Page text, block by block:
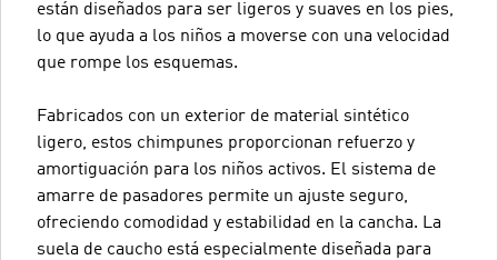
están diseñados para ser ligeros y suaves en los pies,
lo que ayuda a los niños a moverse con una velocidad
que rompe los esquemas.
Fabricados con un exterior de material sintético
ligero, estos chimpunes proporcionan refuerzo y
amortiguación para los niños activos. El sistema de
amarre de pasadores permite un ajuste seguro,
ofreciendo comodidad y estabilidad en la cancha. La
suela de caucho está especialmente diseñada para